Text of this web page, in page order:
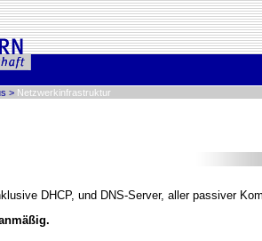
> Netzwerkinfrastruktur
DHCP, und DNS-Server, aller passiver